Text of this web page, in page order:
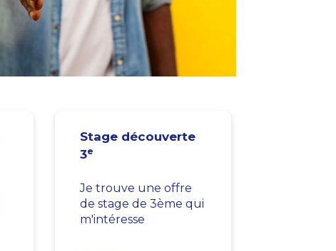
Stage découverte
3e
Je trouve une offre
de stage de 3ème qui
m'intéresse